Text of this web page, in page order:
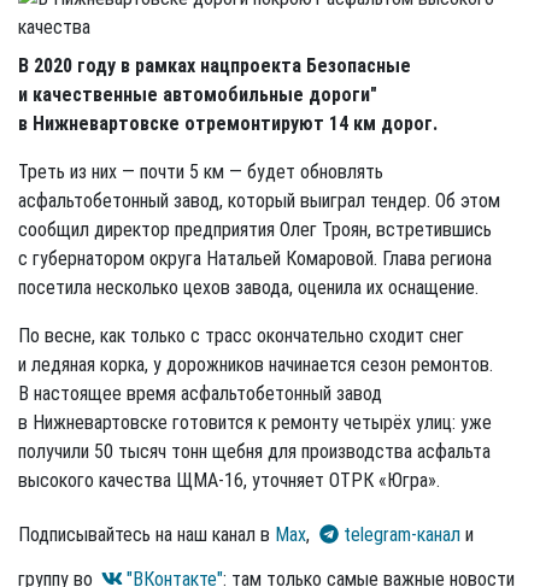
В 2020 году в рамках нацпроекта Безопасные
и качественные автомобильные дороги"
в Нижневартовске отремонтируют 14 км дорог.
Треть из них — почти 5 км — будет обновлять
асфальтобетонный завод, который выиграл тендер. Об этом
сообщил директор предприятия Олег Троян, встретившись
с губернатором округа Натальей Комаровой. Глава региона
посетила несколько цехов завода, оценила их оснащение.
По весне, как только с трасс окончательно сходит снег
и ледяная корка, у дорожников начинается сезон ремонтов.
В настоящее время асфальтобетонный завод
в Нижневартовске готовится к ремонту четырёх улиц: уже
получили 50 тысяч тонн щебня для производства асфальта
высокого качества ЩМА-16, уточняет ОТРК «Югра».
Подписывайтесь на наш канал в Max, telegram-канал и
группу во
"ВКонтакте": там только самые важные новости